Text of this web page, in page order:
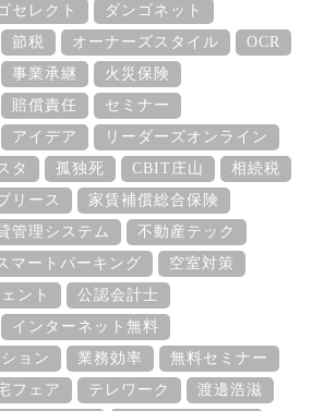
セレクト
ダンゴネット
節税 オーナーズスタイル
OCR
事業承継
火災保険
賠償責任
セミナー
アイデア
リーダーズオンライン
タ 孤独死 CBIT庄山
相続税
リース
家賃補償総合保険
管理システム
不動産テック
マートパーキング
空室対策
ント
公認会計士
インターネット無料
ョン
業務効率
無料セミナー
フェア テレワーク
渡邊浩滋